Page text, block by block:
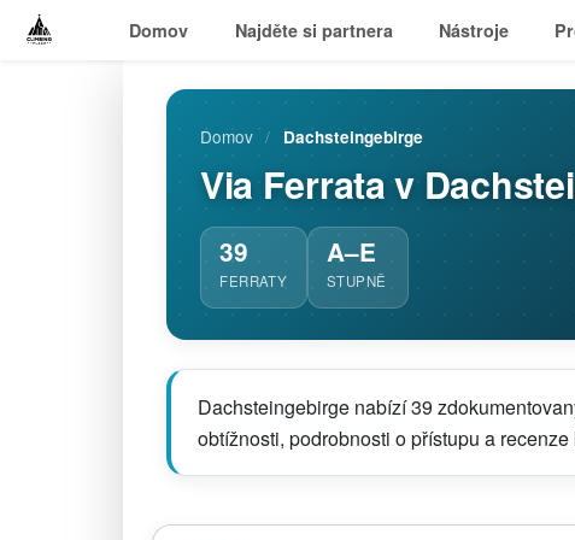
Domov Najděte si partnera Nástroje
Domov / Dachsteingebirge
Via Ferrata v
39
FERRATY
A–E
STUPNĚ
Dachsteingebirge nabízí 39
obtížnosti, podrobnosti o přístupu a recenze